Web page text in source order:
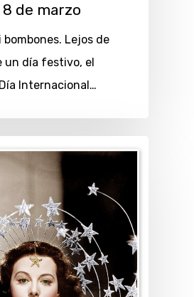
de marzo
bombones. Lejos de
un día festivo, el
Internacional…